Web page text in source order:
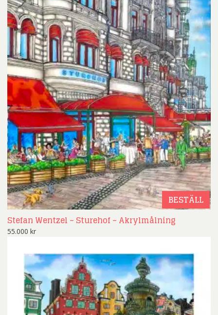
BESTÄLL
Stefan Wentzel – Sturehof – Akrylmålning
55.000 kr